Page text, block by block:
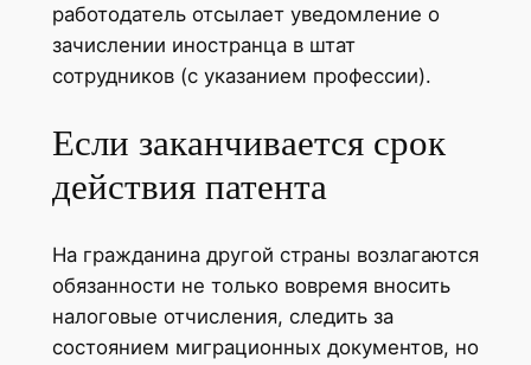
работодатель отсылает уведомление о
зачислении иностранца в штат
сотрудников (с указанием профессии).
Если заканчивается срок
действия патента
На гражданина другой страны возлагаются
обязанности не только вовремя вносить
налоговые отчисления, следить за
состоянием миграционных документов, но